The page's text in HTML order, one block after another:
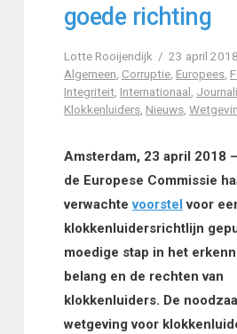
goede richting
Lotte Rooijendijk
23 april 2018
Algemeen, Corruptie, Europees,
Integriteit, Internationaal,
Klokkenluiders, Nieuws,
Amsterdam, 23 april 2018
de Europese Commissie
verwachtevoorstel voor
klokkenluidersrichtlijn
moedige stap in het
belang en de rechten van
klokkenluiders. De
wetgeving voor